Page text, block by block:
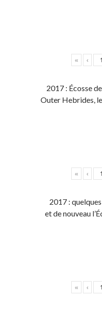
« ‹
2017 : Écosse
Outer Hebrides,
« ‹
2017 :
et de nouveau
« ‹